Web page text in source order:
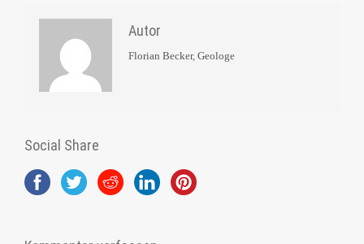
Autor
Florian Becker, Geologe
Social Share